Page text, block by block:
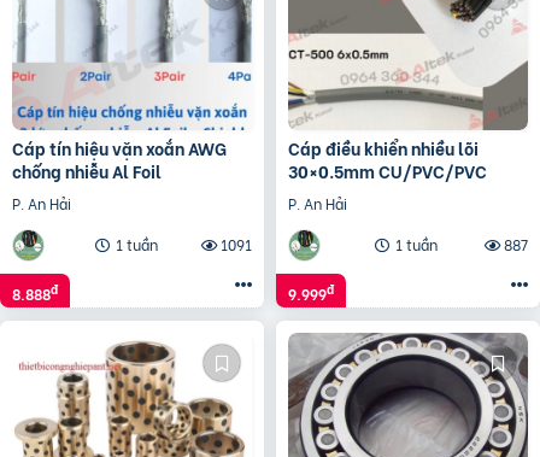
Cáp tín hiệu vặn xoắn AWG
chống nhiễu Al Foil
P. An Hải
1 tuần
1091
8.888đ
Cáp điều khiển nhiều lõi
30×0.5mm CU/PVC/PVC
P. An Hải
1 tuần
887
9.999đ